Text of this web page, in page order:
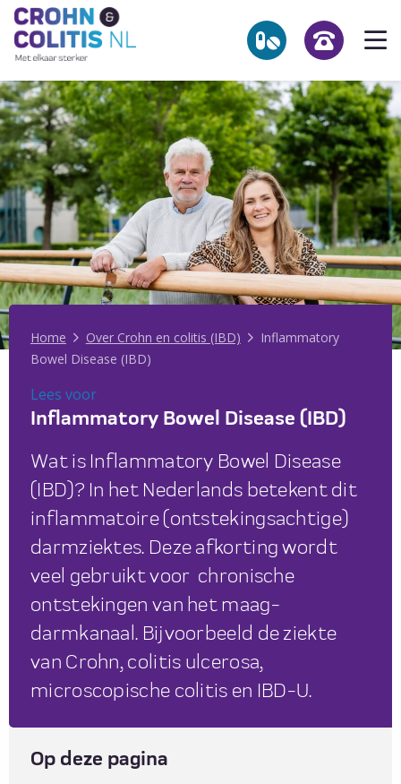
homepage
Zoekpagina
NL
Over Crohn en colitis (IBD)
Leven met
Activiteiten & Contact
Help mee
Over ons
Voor professionals
Home Over Crohn en colitis (IBD)
Inflammatory
Bowel Disease (IBD)
Lees voorLees voor
Inflammatory Bowel Disease (IBD)
Wat is Inflammatory Bowel Disease
(IBD)? In het Nederlands betekent dit
inflammatoire (ontstekingsachtige)
darmziektes. Deze afkorting wordt
veel gebruikt voor chronische
ontstekingen van het maag-
darmkanaal. Bijvoorbeeld de ziekte
van Crohn, colitis ulcerosa,
microscopische colitis en IBD-U.
Op deze pagina